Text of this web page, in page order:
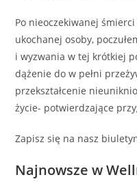
Po nieoczekiwanej
ukochanej osoby,
i wyzwania w tej krótkiej
dążenie do w pełni
przekształcenie
życie- potwierdzające
Zapisz się na nasz
Najnowsze w